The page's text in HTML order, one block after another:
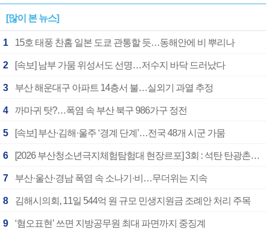
[많이 본 뉴스]
1 15호 태풍 찬홈 일본 도쿄 관통할 듯…동해안에 비 뿌리나
2 [속보] 남부 가뭄 위성서도 선명…저수지 바닥 드러났다
3 부산 해운대구 아파트 14층서 불…실외기 과열 추정
4 까마귀 탓?…폭염 속 부산 북구 986가구 정전
5 [속보] 부산·김해·울주 ‘경계 단계’…전국 48개 시군 가뭄
6 [2026 부산청소년극지체험탐험대 현장르포] 3회 : 석탄 탄광촌에서 북극 연구의 중심지로
7 부산·울산·경남 폭염 속 소나기·비…무더위는 지속
8 김해시의회, 11일 544억 원 규모 민생지원금 조례안 처리 주목
9 ‘혐오표현’ 쓰면 지방공무원 최대 파면까지 중징계